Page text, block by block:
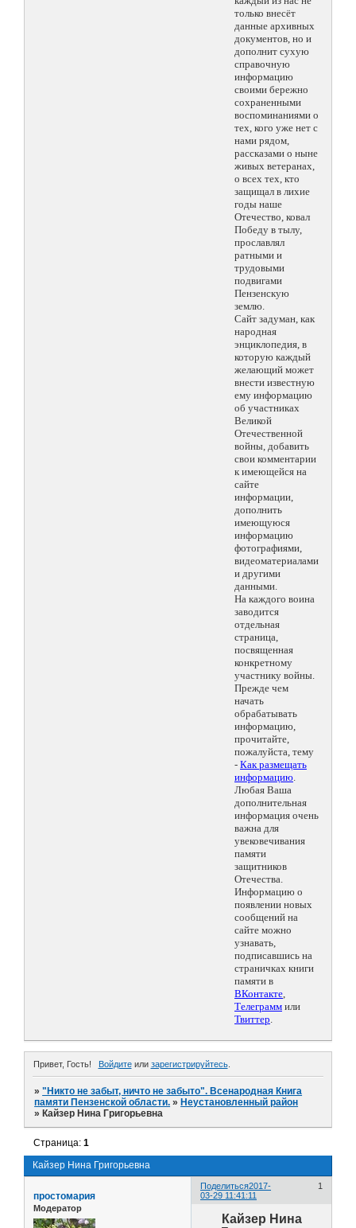
только внесёт
данные архивных
документов, но и
дополнит сухую
справочную
информацию
своими бережно
сохраненными
воспоминаниями о
тех, кого уже нет с
нами рядом,
рассказами о ныне
живых ветеранах,
о всех тех, кто
защищал в лихие
годы наше
Отечество, ковал
Победу в тылу,
прославлял
ратными и
трудовыми
подвигами
Пензенскую
землю.
Сайт задуман, как
народная
энциклопедия, в
которую каждый
желающий может
внести известную
ему информацию
об участниках
Великой
Отечественной
войны, добавить
свои комментарии
к имеющейся на
сайте
информации,
дополнить
имеющуюся
информацию
фотографиями,
видеоматериалами
и другими
данными.
На каждого воина
заводится
отдельная
страница,
посвященная
конкретному
участнику войны.
Прежде чем
начать
обрабатывать
информацию,
прочитайте,
пожалуйста, тему
- Как размещать
информацию.
Любая Ваша
дополнительная
информация очень
важна для
увековечивания
памяти
защитников
Отечества.
Информацию о
появлении новых
сообщений на
сайте можно
узнавать,
подписавшись на
страничках книги
памяти в
ВКонтакте,
Телеграмм или
Твиттер.
Привет, Гость! Войдитеили зарегистрируйтесь.
»"Никто не забыт, ничто не забыто". Всенародная Книга
памяти Пензенской области. » Неустановленный район
» Кайзер Нина Григорьевна
Кайзер Нина Григорьевна
Страница:1
Поделиться 1
2017-
03-29 11:41:11
простомария
Модератор
Кайзер Нина